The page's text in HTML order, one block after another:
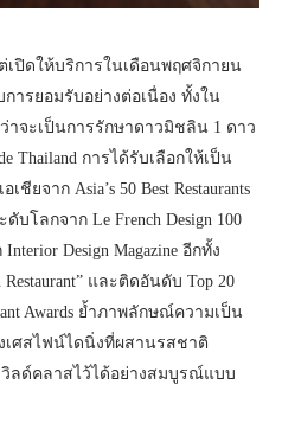
เปิดให้บริการในเดือนพฤศจิกายน
บการยอมรับอย่างต่อเนื่อง ทั้งใน
จะเป็นการรักษาดาวมิชลิน 1 ดาว
Thailand การได้รับเลือกให้เป็น
ยจาก Asia’s 50 Best Restaurants
โลกจาก Le French Design 100
Design Magazine อีกทั้ง
และติดอันดับ Top 20
Awards ย้ำภาพลักษณ์ความเป็น
ศสไฟน์ไดนิ่งที่ผสานรสชาติ
ลด์คลาสไว้ได้อย่างสมบูรณ์แบบ